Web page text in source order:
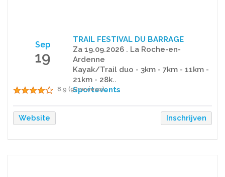
Sep
19
TRAIL FESTIVAL DU BARRAGE
Za 19.09.2026 . La Roche-en-
Ardenne
Kayak/Trail duo - 3km - 7km - 11km -
21km - 28k..
Sportevents
8.9 (92 reviews)
Website Inschrijven